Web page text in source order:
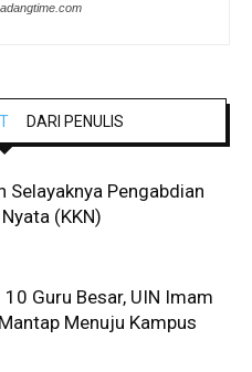
DARI PENULIS
Selayaknya Pengabdian
(KKN)
10 Guru Besar, UIN Imam
Menuju Kampus